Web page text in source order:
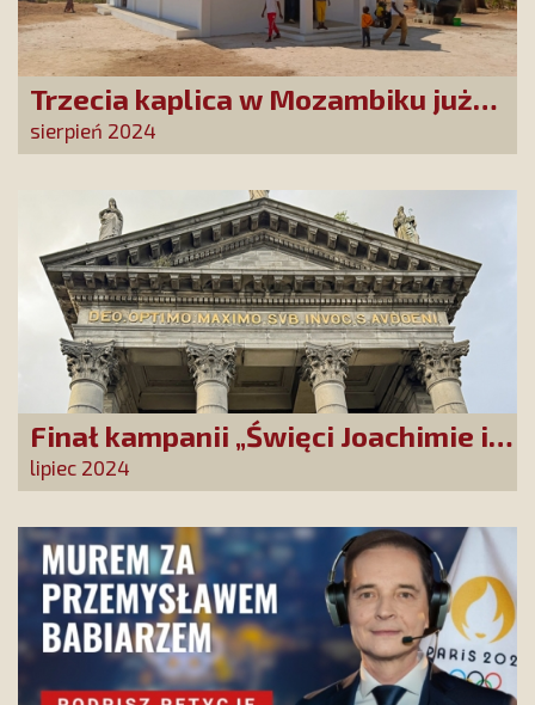
Trzecia kaplica w Mozambiku już
służy lokalnej społeczności
sierpień 2024
Finał kampanii „Święci Joachimie i
Anno, módlcie się za nami!”
lipiec 2024